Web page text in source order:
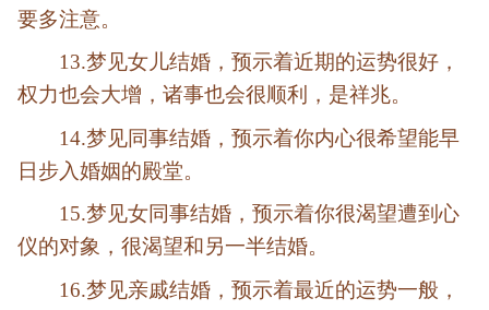
要多注意。
13.梦见女儿结婚，预示着近期的运势很好，
权力也会大增，诸事也会很顺利，是祥兆。
14.梦见同事结婚，预示着你内心很希望能早
日步入婚姻的殿堂。
15.梦见女同事结婚，预示着你很渴望遭到心
仪的对象，很渴望和另一半结婚。
16.梦见亲戚结婚，预示着最近的运势一般，